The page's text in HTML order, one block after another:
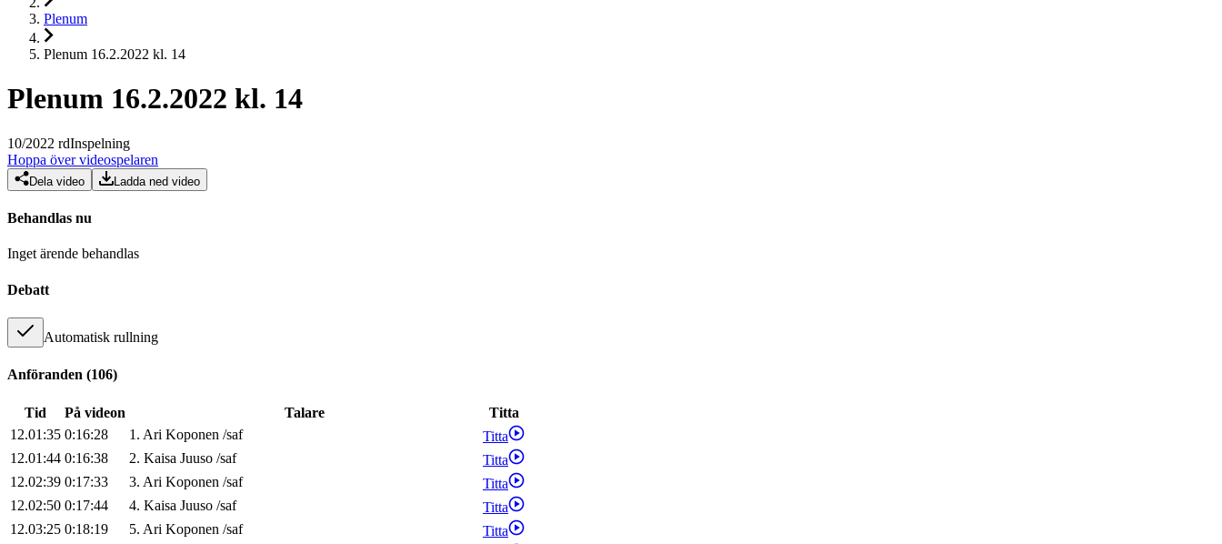
Plenum
Plenum 16.2.2022 kl. 14
Plenum 16.2.2022 kl. 14
10/2022 rdInspelning
Hoppa över videospelaren
Dela video Ladda ned video
Behandlas nu
Inget ärende behandlas
Debatt
Automatisk rullning
Anföranden (106)
Tid På videon Talare
Titta
12.01:35 0:16:28 1. Ari Koponen /saf
Titta
12.01:44 0:16:38 2. Kaisa Juuso /saf
Titta
12.02:39 0:17:33 3. Ari Koponen /saf
Titta
12.02:50 0:17:44 4. Kaisa Juuso /saf
Titta
12.03:25 0:18:19 5. Ari Koponen /saf
Titta